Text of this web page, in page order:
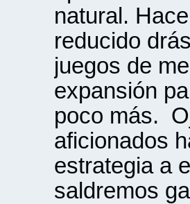
natural.
reducido
juegos de
expansión
poco más.
aficionados
estrategia a
saldremos